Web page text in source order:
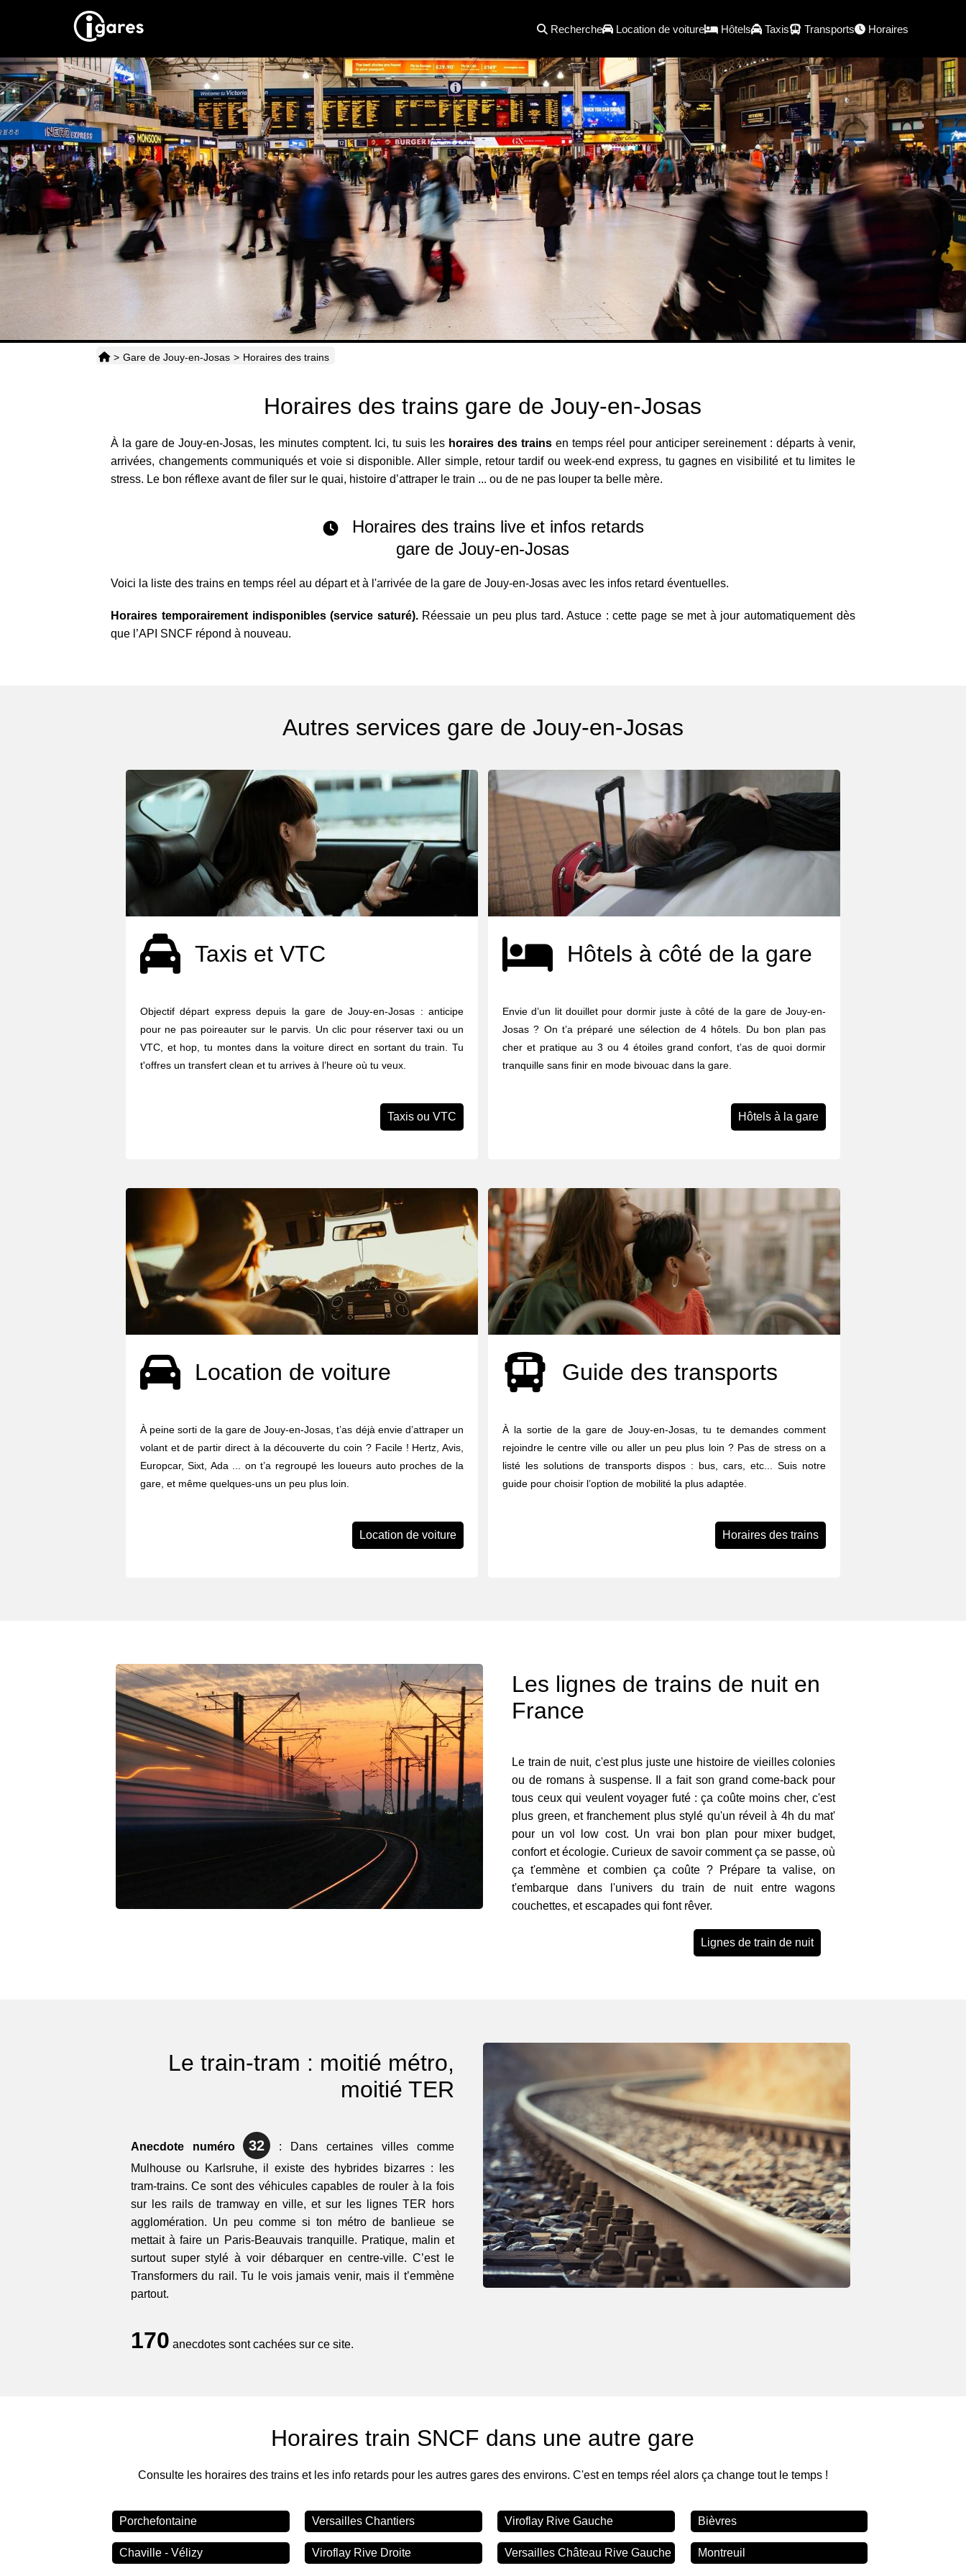
Recherche Location de voiture Hôtels Taxis Transports Horaires
> Gare de Jouy-en-Josas > Horaires des trains
Horaires des trains gare de Jouy-en-Josas
À la gare de Jouy-en-Josas, les minutes comptent. Ici, tu suis les horaires des trainsen temps réel pour anticiper sereinement : départs à venir,
arrivées, changements communiqués et voie si disponible. Aller simple, retour tardif ou week-end express, tu gagnes en visibilité et tu limites le
stress. Le bon réflexe avant de filer sur le quai, histoire d’attraper le train ... ou de ne pas louper ta belle mère.
Horaires des trains live et infos retards
gare de Jouy-en-Josas
Voici la liste des trains en temps réel au départ et à l'arrivée de la gare de Jouy-en-Josas avec les infos retard éventuelles.
Horaires temporairement indisponibles (service saturé).Réessaie un peu plus tard. Astuce : cette page se met à jour automatiquement dès
que l’API SNCF répond à nouveau.
Autres services gare de Jouy-en-Josas
Taxis et VTC
Objectif départ express depuis la gare de Jouy-en-Josas : anticipe
pour ne pas poireauter sur le parvis. Un clic pour réserver taxi ou un
VTC, et hop, tu montes dans la voiture direct en sortant du train. Tu
t'offres un transfert clean et tu arrives à l’heure où tu veux.
Taxis ou VTC
Hôtels à côté de la gare
Envie d’un lit douillet pour dormir juste à côté de la gare de Jouy-en-
Josas ? On t’a préparé une sélection de 4 hôtels. Du bon plan pas
cher et pratique au 3 ou 4 étoiles grand confort, t’as de quoi dormir
tranquille sans finir en mode bivouac dans la gare.
Hôtels à la gare
Location de voiture
À peine sorti de la gare de Jouy-en-Josas, t’as déjà envie d’attraper un
volant et de partir direct à la découverte du coin ? Facile ! Hertz, Avis,
Europcar, Sixt, Ada ... on t’a regroupé les loueurs auto proches de la
gare, et même quelques-uns un peu plus loin.
Location de voiture
Guide des transports
À la sortie de la gare de Jouy-en-Josas, tu te demandes comment
rejoindre le centre ville ou aller un peu plus loin ? Pas de stress on a
listé les solutions de transports dispos : bus, cars, etc... Suis notre
guide pour choisir l’option de mobilité la plus adaptée.
Horaires des trains
Les lignes de trains de nuit en
France
Le train de nuit, c'est plus juste une histoire de vieilles colonies
ou de romans à suspense. Il a fait son grand come-back pour
tous ceux qui veulent voyager futé : ça coûte moins cher, c'est
plus green, et franchement plus stylé qu'un réveil à 4h du mat'
pour un vol low cost. Un vrai bon plan pour mixer budget,
confort et écologie. Curieux de savoir comment ça se passe, où
ça t'emmène et combien ça coûte ? Prépare ta valise, on
t'embarque dans l'univers du train de nuit entre wagons
couchettes, et escapades qui font rêver.
Lignes de train de nuit
Le train-tram : moitié métro,
moitié TER
Anecdote numéro 32
: Dans certaines villes comme
Mulhouse ou Karlsruhe, il existe des hybrides bizarres : les
tram-trains. Ce sont des véhicules capables de rouler à la fois
sur les rails de tramway en ville, et sur les lignes TER hors
agglomération. Un peu comme si ton métro de banlieue se
mettait à faire un Paris-Beauvais tranquille. Pratique, malin et
surtout super stylé à voir débarquer en centre-ville. C’est le
Transformers du rail. Tu le vois jamais venir, mais il t’emmène
partout.
170 anecdotes sont cachées sur ce site.
Horaires train SNCF dans une autre gare
Consulte les horaires des trains et les info retards pour les autres gares des environs. C'est en temps réel alors ça change tout le temps !
Porchefontaine Versailles Chantiers Viroflay Rive Gauche Bièvres
Chaville - Vélizy Viroflay Rive Droite Versailles Château Rive Gauche Montreuil